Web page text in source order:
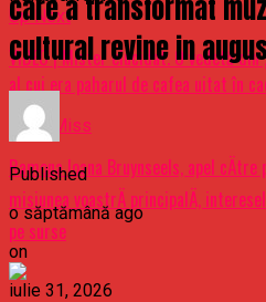
Up Next
VIDEO | Mister elucidat. O vedetă
al cui era paharul de cafea uitat în
Don't Miss
Ramona Ioana Bruynseels, apel cÄtre
misiunea voastrÄ principalÄ,
pe surse
care a transformat
cultural revine in
Published
o săptămână ago
on
iulie 31, 2026